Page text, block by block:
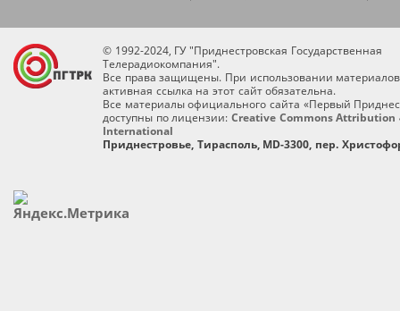
© 1992-2024, ГУ "Приднестровская Государственная
Телерадиокомпания".
Все права защищены. При использовании
активная ссылка на этот сайт обязательна.
Все материалы официального сайта «Первый
доступны по лицензии: Creative Commons Attribution
International
Приднестровье, Тирасполь, MD-3300, пер.